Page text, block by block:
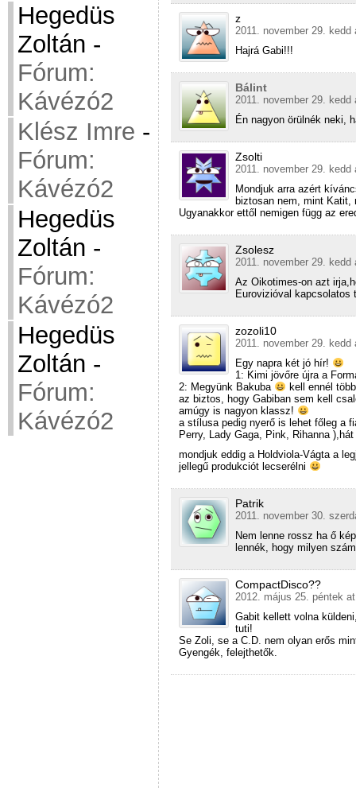
Hegedüs
Zoltán -
Fórum:
Kávézó2
Klész Imre -
Fórum:
Kávézó2
Hegedüs
Zoltán -
Fórum:
Kávézó2
Hegedüs
Zoltán -
Fórum:
Kávézó2
z
2011. november 29. kedd
Hajrá Gabi!!!
Bálint
2011. november 29. kedd
Én nagyon örülnék neki,
Zsolti
2011. november 29. kedd
Mondjuk arra azért
biztosan nem, mint Katit,
Ugyanakkor ettől nemigen függ az
Zsolesz
2011. november 29. kedd
Az Oikotimes-on azt
Eurovizióval kapcsolatos
zozoli10
2011. november 29. kedd
Egy napra két jó hír!
1: Kimi jövőre újra a
2: Megyünk Bakuba
kell ennél
az biztos, hogy Gabiban sem kell
amúgy is nagyon klassz!
a stílusa pedig nyerő is lehet főleg a
Perry, Lady Gaga, Pink, Rihanna
mondjuk eddig a Holdviola-Vágta a
jellegű produkciót lecserélni
Patrik
2011. november 30.
Nem lenne rossz ha ő
lennék, hogy milyen
CompactDisco??
2012. május 25. péntek
Gabit kellett volna
tuti!
Se Zoli, se a C.D. nem olyan erős
Gyengék, felejthetők.